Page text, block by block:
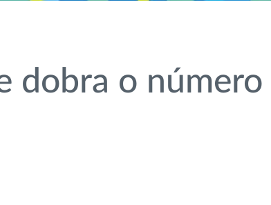
dobra o número